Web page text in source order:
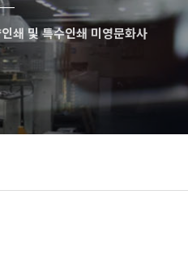
쇄 및 특수인쇄 미영문화사